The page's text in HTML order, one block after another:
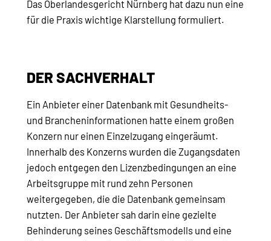
Das Oberlandesgericht Nürnberg hat dazu nun eine
für die Praxis wichtige Klarstellung formuliert.
DER SACHVERHALT
Ein Anbieter einer Datenbank mit Gesundheits-
und Brancheninformationen hatte einem großen
Konzern nur einen Einzelzugang eingeräumt.
Innerhalb des Konzerns wurden die Zugangsdaten
jedoch entgegen den Lizenzbedingungen an eine
Arbeitsgruppe mit rund zehn Personen
weitergegeben, die die Datenbank gemeinsam
nutzten. Der Anbieter sah darin eine gezielte
Behinderung seines Geschäftsmodells und eine